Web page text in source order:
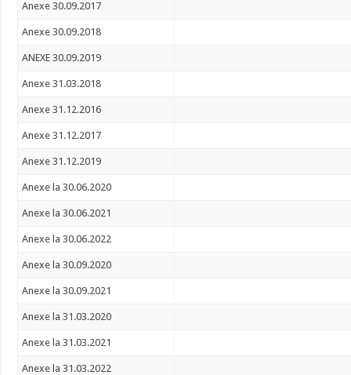
Anexe 30.09.2017
Anexe 30.09.2018
ANEXE 30.09.2019
Anexe 31.03.2018
Anexe 31.12.2016
Anexe 31.12.2017
Anexe 31.12.2019
Anexe la 30.06.2020
Anexe la 30.06.2021
Anexe la 30.06.2022
Anexe la 30.09.2020
Anexe la 30.09.2021
Anexe la 31.03.2020
Anexe la 31.03.2021
Anexe la 31.03.2022